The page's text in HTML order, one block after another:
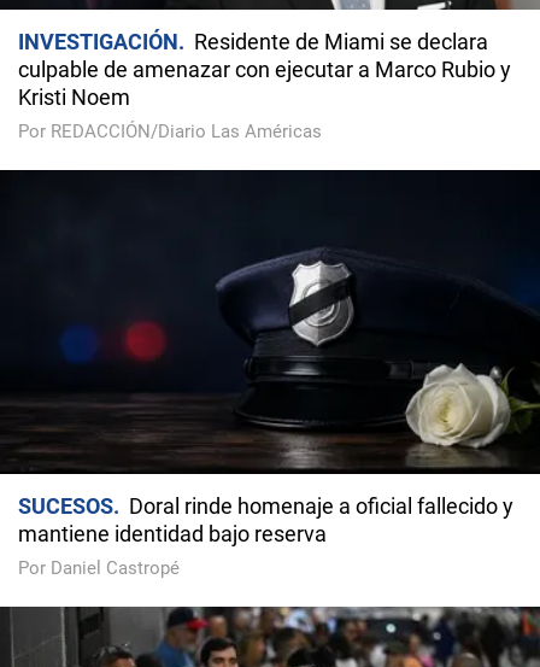
INVESTIGACIÓN
Residente de Miami se declara
culpable de amenazar con ejecutar a Marco Rubio y
Kristi Noem
Por REDACCIÓN/Diario Las Américas
SUCESOS
Doral rinde homenaje a oficial fallecido y
mantiene identidad bajo reserva
Por Daniel Castropé